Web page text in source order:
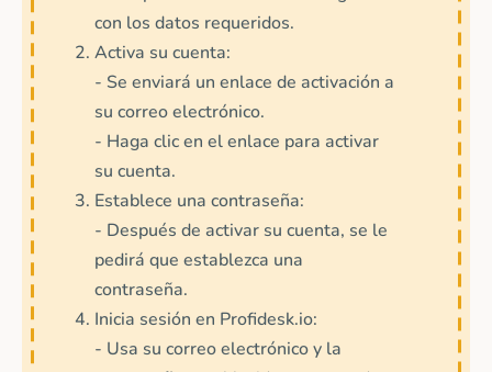
con los datos requeridos.
Activa su cuenta:
- Se enviará un enlace de activación a
su correo electrónico.
- Haga clic en el enlace para activar
su cuenta.
Establece una contraseña:
- Después de activar su cuenta, se le
pedirá que establezca una
contraseña.
Inicia sesión en Profidesk.io:
- Usa su correo electrónico y la